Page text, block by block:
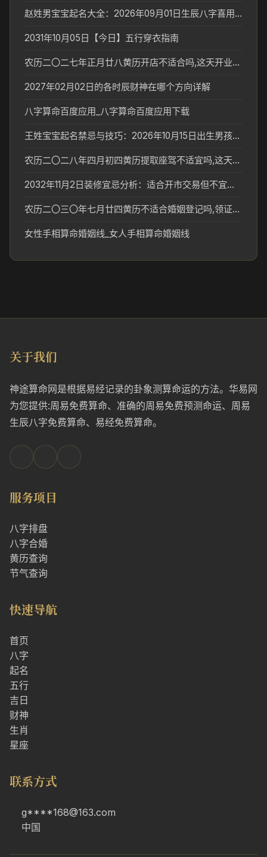
赵姓男宝宝起名大全：2026年09月01日生辰八字喜用神分析
2031年10月05日【今日】五行穿衣指南
农历二〇二七年正月廿八黄历开店不适合吗,这天开业合适吗
2027年02月02日的各时辰财神在哪个方向详解
八字算命百度应用_八字算命百度应用下载
王姓宝宝起名禁忌与技巧：2026年10月15日出生男孩子最佳名字
农历二〇二八年四月初四黄历提取座驾不适宜吗,这天提车合适吗
2032年11月2日装修宜忌分析：适合开市交易但不宜搬家
农历二〇三〇年七月廿四黄历不适合婚姻登记吗,领证好日子查询
女性手相算命婚姻线_女人手相算命婚姻线
关于我们
神途算命网是根据易经记录的卦象测算命运的方法。华易网
为您提供:周易免费算命、准确的周易免费预测命运、周易
生辰八字免费算命、易经免费算命。
服务项目
八字排盘
八字合婚
黄历查询
节气查询
快速导航
首页
八字
起名
五行
吉日
财神
生肖
星座
联系方式
g****168@163.com
中国